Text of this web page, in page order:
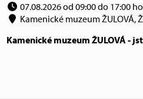
07.08.2026 od 09:00 do 17:00
Kamenické muzeum ŽULOVÁ,
Kamenické muzeum ŽULOVÁ -